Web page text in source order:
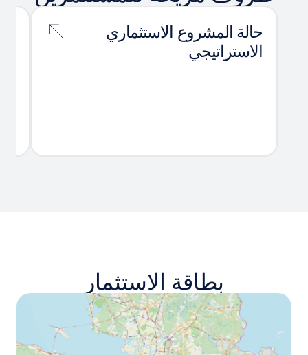
حالة المشروع الاستثماري
الاستراتيجي
بطاقة الاستثمار